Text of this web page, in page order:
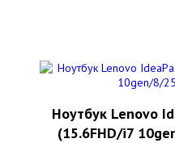
Ноутбук Lenovo
(15.6FHD/i7